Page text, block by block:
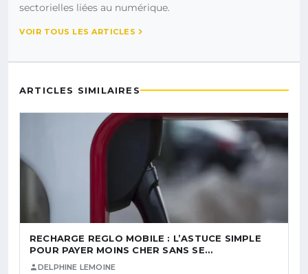
sectorielles liées au numérique.
VOIR TOUS LES ARTICLES
ARTICLES SIMILAIRES
RECHARGE REGLO MOBILE : L’ASTUCE SIMPLE
POUR PAYER MOINS CHER SANS SE…
DELPHINE LEMOINE